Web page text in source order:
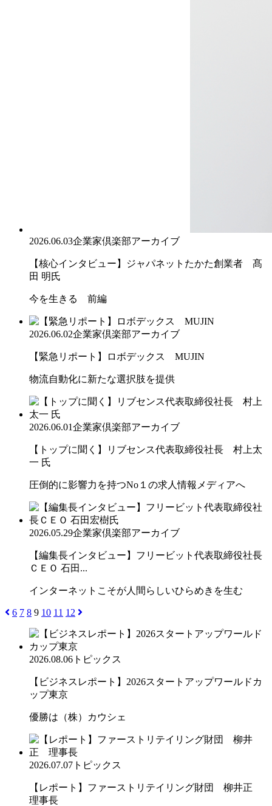
2026.06.03企業家倶楽部アーカイブ
【核心インタビュー】ジャパネットたかた創業者 髙
田 明氏
今を生きる 前編
2026.06.02企業家倶楽部アーカイブ
【緊急リポート】ロボデックス MUJIN
物流自動化に新たな選択肢を提供
2026.06.01企業家倶楽部アーカイブ
【トップに聞く】リブセンス代表取締役社長 村上太
一 氏
圧倒的に影響力を持つNo１の求人情報メディアへ
2026.05.29企業家倶楽部アーカイブ
【編集長インタビュー】フリービット代表取締役社長
ＣＥＯ 石田...
インターネットこそが人間らしいひらめきを生む
6 7 8 9 10 11 12
2026.08.06 トピックス
【ビジネスレポート】2026スタートアップワールドカ
ップ東京
優勝は（株）カウシェ
2026.07.07 トピックス
【レポート】ファーストリテイリング財団 柳井正
理事長